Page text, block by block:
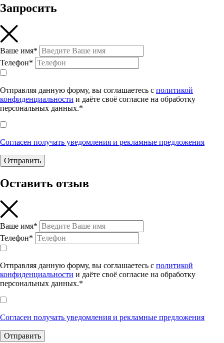
Запросить
Ваше имя*
Телефон*
Отправляя данную форму, вы соглашаетесь с политикой
конфиденциальности и даёте своё согласие на обработку
персональных данных.*
Согласен получать уведомления и рекламные предложения
Отправить
Оставить отзыв
Ваше имя*
Телефон*
Отправляя данную форму, вы соглашаетесь с политикой
конфиденциальности и даёте своё согласие на обработку
персональных данных.*
Согласен получать уведомления и рекламные предложения
Отправить